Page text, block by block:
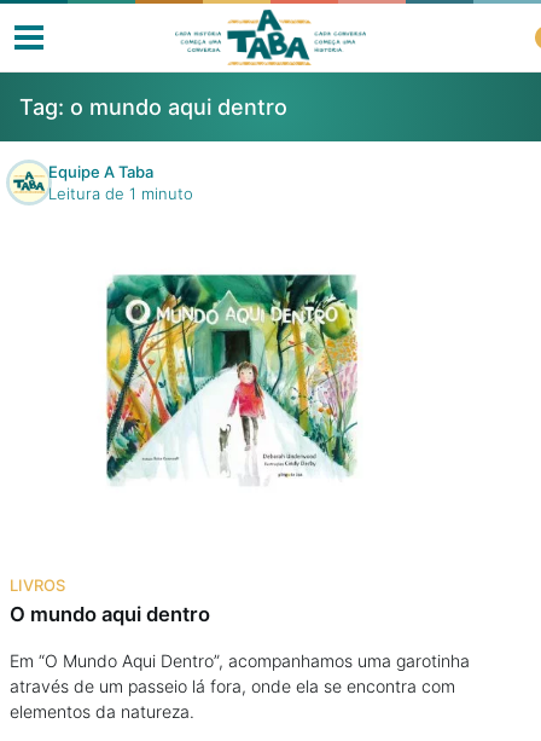
Livros
Clube de Leitores
Na família
Colunas
Tag: o mundo aqui dentro
Equipe A Taba
Leitura de 1 minuto
LIVROS
O mundo aqui dentro
Em “O Mundo Aqui Dentro”, acompanhamos uma garotinha
através de um passeio lá fora, onde ela se encontra com
elementos da natureza.